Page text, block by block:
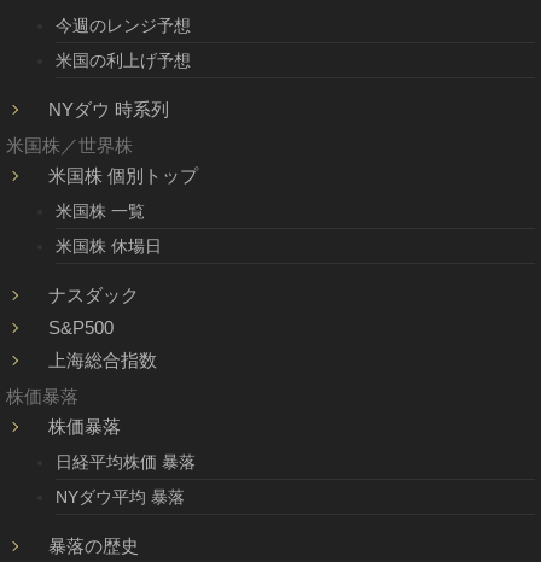
今週のレンジ予想
米国の利上げ予想
NYダウ 時系列
米国株／世界株
米国株 個別トップ
米国株 一覧
米国株 休場日
ナスダック
S&P500
上海総合指数
株価暴落
株価暴落
日経平均株価 暴落
NYダウ平均 暴落
暴落の歴史